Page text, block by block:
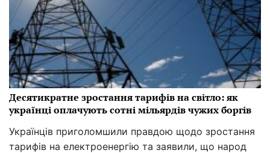
Десятикратне зростання тарифів на світло: як
українці оплачують сотні мільярдів чужих боргів
Українців приголомшили правдою щодо зростання
тарифів на електроенергію та заявили, що народ